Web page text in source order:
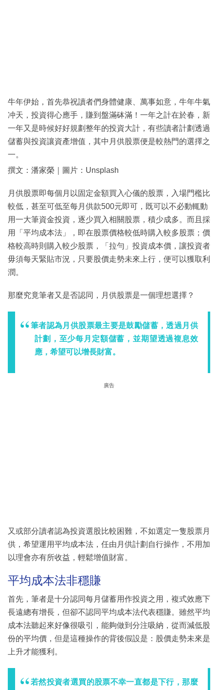
牛年伊始，首先恭祝讀者們身體健康、萬事如意，牛年牛氣
冲天，投資得心應手，賺到盤滿砵滿！一年之計在於春，新
一年又是時候好好規劃整年的投資大計，有些讀者計劃透過
儲蓄與投資讓資產增值，其中月供股票便是較熱門的選擇之
一。
撰文：潘家榮｜圖片：Unsplash
月供股票即每個月以固定金額買入心儀的股票，入場門檻比
較低，甚至可低至每月供款500元即可，既可以不必動輒動
用一大筆資金投資，逐少買入相關股票，積少成多。而且採
用「平均成本法」，即在股票價格較低時購入較多股票；價
格較高時則購入較少股票，「拉勻」投資成本價，讓投資者
毋須每天緊貼市況，只要股價走勢未來上行，便可以獲取利
潤。
那麼究竟筆者又是否認同，月供股票是一個理想選擇？
筆者認為月供股票最主要是鼓勵儲蓄，透過月供
計劃，至少每月定額儲蓄，並期望透過複息效
應，希望可以增長財富。
廣告
又或部分讀者認為投資選股比較困難，不如選定一隻股票月
供，希望運用平均成本法，任由月供計劃自行操作，不用加
以理會亦有所收益，輕鬆增值財富。
平均成本法非穩賺
首先，筆者是十分認同每月儲蓄用作投資之用，複式效應下
長遠總有增長，但卻不認同平均成本法代表穩賺。雖然平均
成本法聽起來好像很吸引，能夠做到分注吸納，從而減低股
份的平均價，但是這種操作的背後假設是：股價走勢未來是
上升才能獲利。
若然投資者選買的股票不幸一直都是下行，那麼